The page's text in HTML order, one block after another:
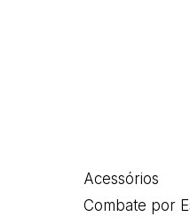
Acessórios
Combate por